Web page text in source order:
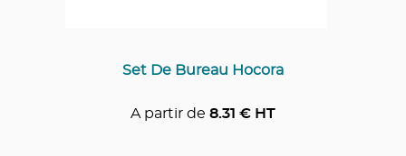
Set De Bureau Hocora
A partir de 8.31 € HT